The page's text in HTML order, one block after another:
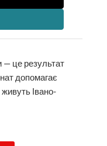
— це результат
допомагає
Івано-